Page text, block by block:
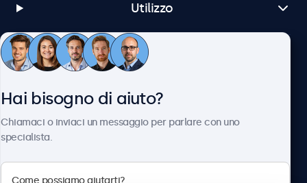
Utilizzo
Servizio Clienti
Hai bisogno di aiuto?
Chiamaci o inviaci un messaggio per parlare con uno
specialista.